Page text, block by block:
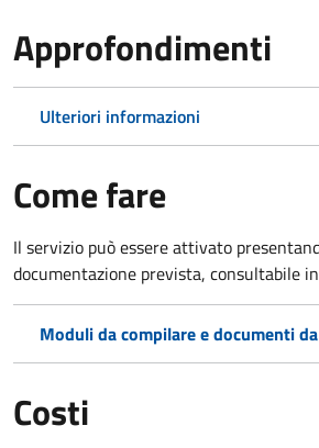
Approfondimenti
Ulteriori informazioni
Come fare
Il servizio può essere attivato
documentazione prevista, consultabile
Moduli da compilare e documenti
Costi